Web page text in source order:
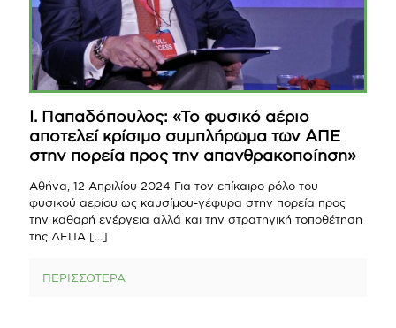
Ι. Παπαδόπουλος: «Το φυσικό αέριο
αποτελεί κρίσιμο συμπλήρωμα των ΑΠΕ
στην πορεία προς την απανθρακοποίηση»
Αθήνα, 12 Απριλίου 2024 Για τον επίκαιρο ρόλο του
φυσικού αερίου ως καυσίμου-γέφυρα στην πορεία προς
την καθαρή ενέργεια αλλά και την στρατηγική τοποθέτηση
της ΔΕΠΑ […]
ΠΕΡΙΣΣΟΤΕΡΑ